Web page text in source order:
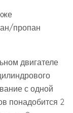
пропан
двигателе
с одной
понадобится 2